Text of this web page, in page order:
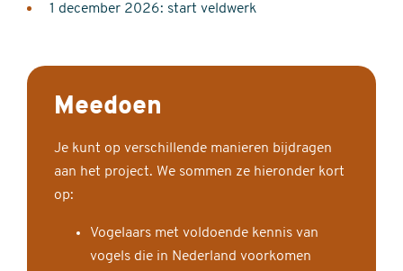
1 december 2026: start veldwerk
Meedoen
Je kunt op verschillende manieren bijdragen
aan het project. We sommen ze hieronder kort
op:
Vogelaars met voldoende kennis van
vogels die in Nederland voorkomen